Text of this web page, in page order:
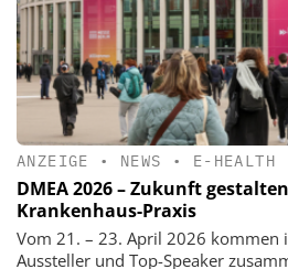
ANZEIGE • NEWS • E-HEALTH
DMEA 2026 – Zukunft
Krankenhaus-Praxis
Vom 21. – 23. April 2026 kommen
Aussteller und Top-Speaker